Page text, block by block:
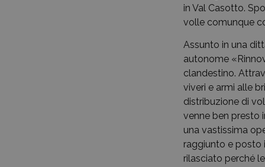
in Val Casotto.
volle comunque
Assunto in una
autonome
clandestino.
viveri e armi alle
distribuzione di
venne ben presto
una vastissima
raggiunto e posto
rilasciato perché